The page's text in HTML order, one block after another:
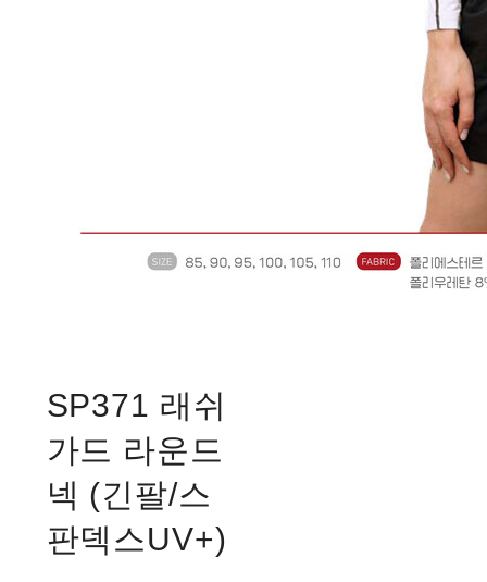
SP371 래쉬
가드 라운드
넥 (긴팔/스
판덱스UV+)